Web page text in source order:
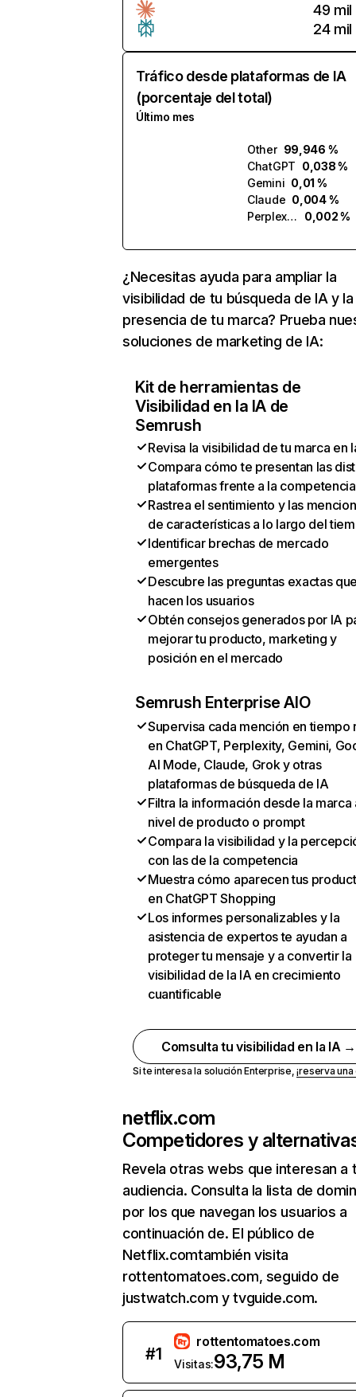
49 mil
24 mil
Tráfico desde plataformas de IA
(porcentaje del total)
Último mes
Other 99,946 %
ChatGPT 0,038 %
Gemini 0,01 %
Claude 0,004 %
Perplexity
0,002 %
¿Necesitas ayuda para ampliar la
visibilidad de tu búsqueda de IA y la
presencia de tu marca? Prueba
soluciones de marketing de IA:
Kit de herramientas de
Visibilidad en la IA de
Semrush
Revisa la visibilidad de tu marca en
Compara cómo te presentan las
plataformas frente a la competencia
Rastrea el sentimiento y las
de características a lo largo del
Identificar brechas de mercado
emergentes
Descubre las preguntas exactas
hacen los usuarios
Obtén consejos generados por IA
mejorar tu producto, marketing y
posición en el mercado
Semrush Enterprise AIO
Supervisa cada mención en tiempo
en ChatGPT, Perplexity, Gemini,
AI Mode, Claude, Grok y otras
plataformas de búsqueda de IA
Filtra la información desde la marca
nivel de producto o prompt
Compara la visibilidad y la
con las de la competencia
Muestra cómo aparecen tus
en ChatGPT Shopping
Los informes personalizables y la
asistencia de expertos te ayudan a
proteger tu mensaje y a convertir la
visibilidad de la IA en crecimiento
cuantificable
Comsulta tu visibilidad en la IA →
Si te interesa la solución Enterprise,¡reserva
netflix.com
Competidores y
Revela otras webs que interesan a
audiencia. Consulta la lista de
por los que navegan los usuarios a
continuación de. El público de
Netflix.comtambién visita
rottentomatoes.com, seguido de
justwatch.com y tvguide.com.
#1
rottentomatoes.com
Visitas:93,75 M